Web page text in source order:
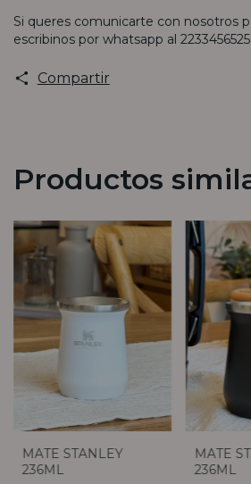
Si queres comunicarte con nosotros
escribinos por whatsapp al
Compartir
Productos
MATE STANLEY
236ML
MATE
236ML